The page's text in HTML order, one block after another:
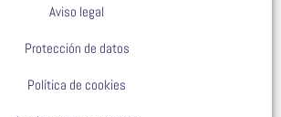
Aviso legal
Protección de datos
Política de cookies